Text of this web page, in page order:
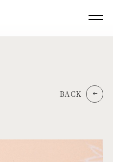
BACK